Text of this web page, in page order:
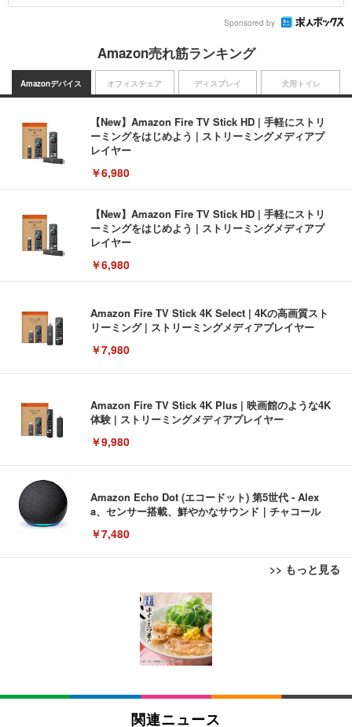
Sponsored by
Amazon売れ筋ランキング
Amazonデバイス
【New】Amazon Fire TV Stick HD | 手軽にストリ
ーミングをはじめよう | ストリーミングメディアプ
レイヤー
￥6,980
【New】Amazon Fire TV Stick HD | 手軽にストリ
ーミングをはじめよう | ストリーミングメディアプ
レイヤー
￥6,980
Amazon Fire TV Stick 4K Select | 4Kの高画質スト
リーミング | ストリーミングメディアプレイヤー
￥7,980
Amazon Fire TV Stick 4K Plus | 映画館のような4K
体験 | ストリーミングメディアプレイヤー
￥9,980
Amazon Echo Dot (エコードット) 第5世代 - Alex
a、センサー搭載、鮮やかなサウンド｜チャコール
￥7,480
>> もっと見る
オフィスチェア
[EdoErgo] オフィスチェア 椅子 テレワーク 疲れな
い 跳ね上げ式アームレスト コンパクト 約105度ロッ
キング pc 事務椅子 360度回転 座面昇降 強化ナイロ
ン樹脂ベース 通気性メッシュ 在宅ワーク H-WY01
(黒網+黒枠+黒足)
SIHOO B100 オフィスチェア／デスクチェア メッシ
ュチェア 人間工学 疲れない ブラック
ディスプレイ
EIZO ビジネス向けプレミアムモニター | FlexScan
EV3240X-WT | 31.5型4K UHD・USB Type-C・ホワ
￥105,595
EIZO ビジネス向けプレミアムモニター | FlexScan
犬用トイレ
Amazonベーシック ペットシーツ 薄型 レギュラー 1
回使い捨て 無香料 ホワイト 300枚
Amazonベーシック ペットシーツ 厚型 ワイド 42枚
x2袋(84枚) ホワイト(吸収面:ライトブルー)
関連ニュース